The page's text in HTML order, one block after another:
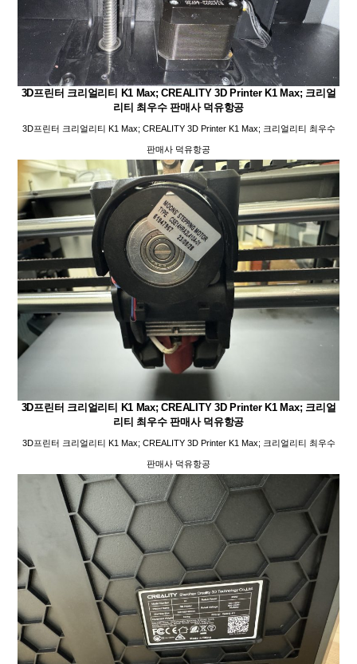
3D프린터 크리얼리티 K1 Max; CREALITY 3D Printer K1 Max; 크리얼
리티 최우수 판매사 덕유항공
3D프린터 크리얼리티 K1 Max; CREALITY 3D Printer K1 Max; 크리얼리티 최우수
판매사 덕유항공
3D프린터 크리얼리티 K1 Max; CREALITY 3D Printer K1 Max; 크리얼
리티 최우수 판매사 덕유항공
3D프린터 크리얼리티 K1 Max; CREALITY 3D Printer K1 Max; 크리얼리티 최우수
판매사 덕유항공